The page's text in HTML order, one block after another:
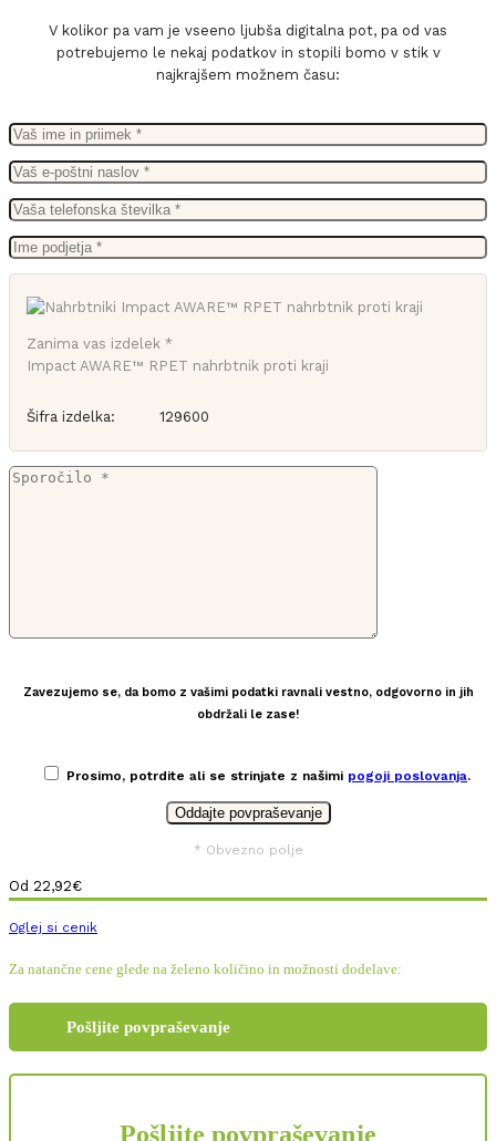
V kolikor pa vam je vseeno ljubša digitalna pot, pa od vas
potrebujemo le nekaj podatkov in stopili bomo v stik v
najkrajšem možnem času:
Zanima vas izdelek *
Impact AWARE™ RPET nahrbtnik proti kraji
Šifra izdelka: 129600
Zavezujemo se, da bomo z vašimi podatki ravnali vestno, odgovorno in jih
obdržali le zase!
Prosimo, potrdite ali se strinjate z našimi pogoji poslovanja.
* Obvezno polje
Od 22,92€
Oglej si cenik
Za natančne cene glede na želeno količino in možnosti dodelave:
Pošljite povpraševanje
Pošljite povpraševanje